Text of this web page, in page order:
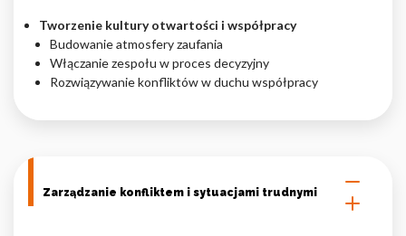
Tworzenie kultury otwartości i współpracy
Budowanie atmosfery zaufania
Włączanie zespołu w proces decyzyjny
Rozwiązywanie konfliktów w duchu współpracy
Zarządzanie konfliktem i sytuacjami trudnymi